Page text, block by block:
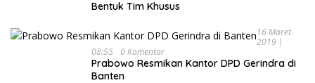
Bentuk Tim Khusus
16 Maret
2019 |
08:55 0 Komentar
Prabowo Resmikan Kantor DPD Gerindra di
Banten